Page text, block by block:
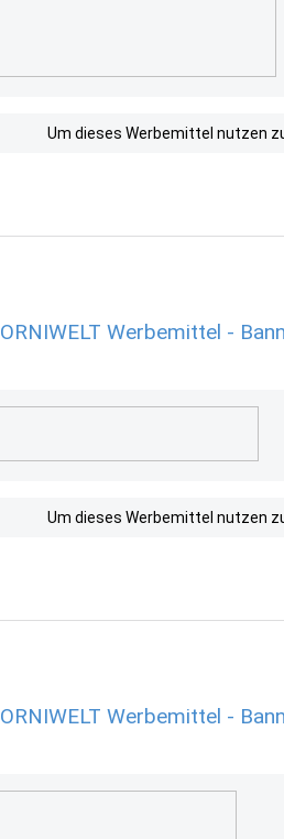
Um dieses Werbemittel nutzen
ORNIWELT Werbemittel -
Um dieses Werbemittel nutzen
ORNIWELT Werbemittel -